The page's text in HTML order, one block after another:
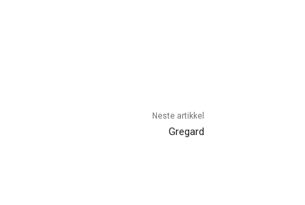
Neste artikkel
Gregard